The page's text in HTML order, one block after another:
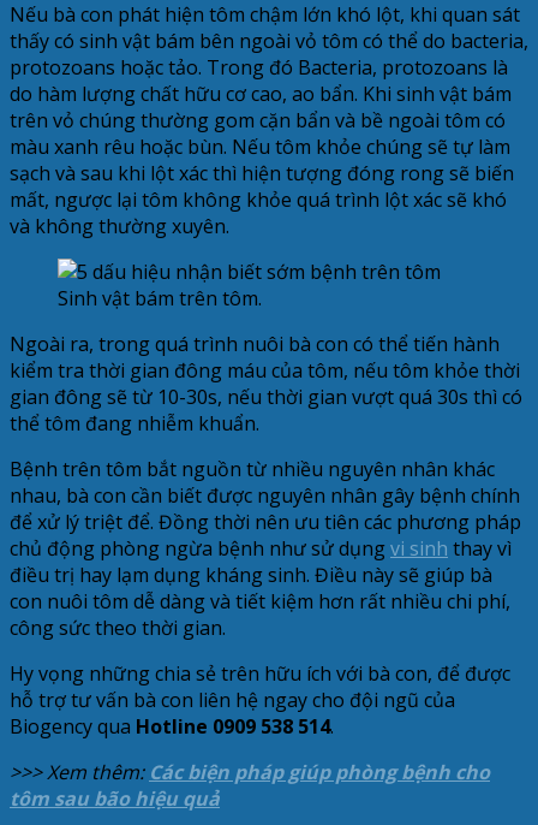
Nếu bà con phát hiện tôm chậm lớn khó lột, khi quan sát
thấy có sinh vật bám bên ngoài vỏ tôm có thể do bacteria,
protozoans hoặc tảo. Trong đó Bacteria, protozoans là
do hàm lượng chất hữu cơ cao, ao bẩn. Khi sinh vật bám
trên vỏ chúng thường gom cặn bẩn và bề ngoài tôm có
màu xanh rêu hoặc bùn. Nếu tôm khỏe chúng sẽ tự làm
sạch và sau khi lột xác thì hiện tượng đóng rong sẽ biến
mất, ngược lại tôm không khỏe quá trình lột xác sẽ khó
và không thường xuyên.
Sinh vật bám trên tôm.
Ngoài ra, trong quá trình nuôi bà con có thể tiến hành
kiểm tra thời gian đông máu của tôm, nếu tôm khỏe thời
gian đông sẽ từ 10-30s, nếu thời gian vượt quá 30s thì có
thể tôm đang nhiễm khuẩn.
Bệnh trên tôm bắt nguồn từ nhiều nguyên nhân khác
nhau, bà con cần biết được nguyên nhân gây bệnh chính
để xử lý triệt để. Đồng thời nên ưu tiên các phương pháp
chủ động phòng ngừa bệnh như sử dụngvi sinh thay vì
điều trị hay lạm dụng kháng sinh. Điều này sẽ giúp bà
con nuôi tôm dễ dàng và tiết kiệm hơn rất nhiều chi phí,
công sức theo thời gian.
Hy vọng những chia sẻ trên hữu ích với bà con, để được
hỗ trợ tư vấn bà con liên hệ ngay cho đội ngũ của
Biogency qua Hotline 0909 538 514.
>>> Xem thêm: Các biện pháp giúp phòng bệnh cho
tôm sau bão hiệu quả